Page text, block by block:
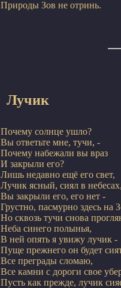
Лучик
Почему солнце ушло?
Вы ответьте мне, тучи, -
Почему набежали вы враз
И закрыли его?
Лишь недавно ещё его свет,
Лучик ясный, сиял в
Вы закрыли его, его нет -
Грустно, пасмурно здесь на
Но сквозь тучи снова
Неба синего полынья,
В ней опять я увижу лучик -
Пуще прежнего он будет
Все преграды сломаю,
Все камни с дороги свое
Пусть как прежде, лучик